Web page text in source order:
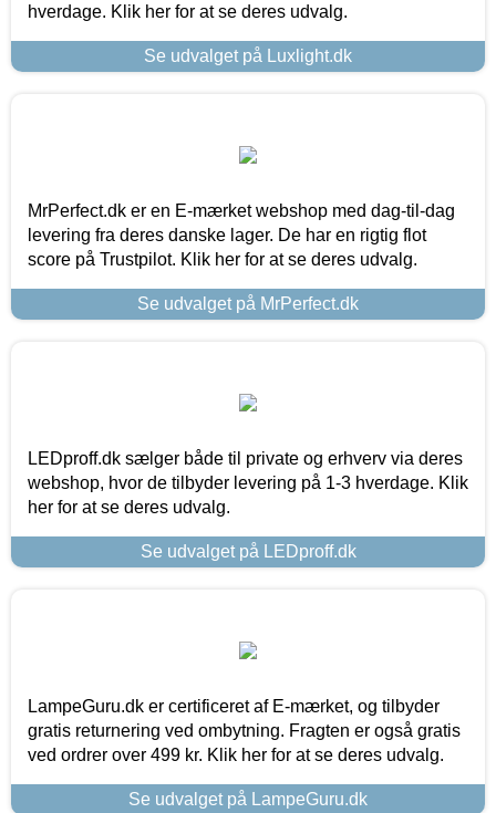
hverdage. Klik her for at se deres udvalg.
Se udvalget på Luxlight.dk
MrPerfect.dk er en E-mærket webshop med dag-til-dag
levering fra deres danske lager. De har en rigtig flot
score på Trustpilot. Klik her for at se deres udvalg.
Se udvalget på MrPerfect.dk
LEDproff.dk sælger både til private og erhverv via deres
webshop, hvor de tilbyder levering på 1-3 hverdage. Klik
her for at se deres udvalg.
Se udvalget på LEDproff.dk
LampeGuru.dk er certificeret af E-mærket, og tilbyder
gratis returnering ved ombytning. Fragten er også gratis
ved ordrer over 499 kr. Klik her for at se deres udvalg.
Se udvalget på LampeGuru.dk